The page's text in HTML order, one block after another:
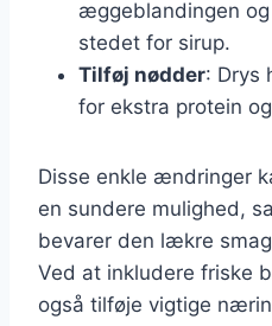
æggeblandingen
stedet for sirup.
Tilføj nødder: Drys
for ekstra protein
Disse enkle ændringer
en sundere mulighed,
bevarer den lækre
Ved at inkludere friske
også tilføje vigtige